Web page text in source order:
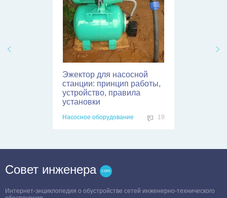
Эжектор для насосной
станции: принцип работы,
устройство, правила
установки
Насосное оборудование 19
Совет инженера
Интернет-энциклопедия о обустройстве сетей инженерно-технического